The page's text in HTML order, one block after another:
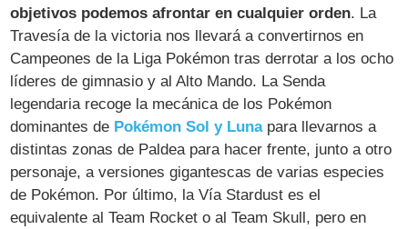
objetivos podemos afrontar en cualquier orden. La
Travesía de la victoria nos llevará a convertirnos en
Campeones de la Liga Pokémon tras derrotar a los ocho
líderes de gimnasio y al Alto Mando. La Senda
legendaria recoge la mecánica de los Pokémon
dominantes de Pokémon Sol y Lunapara llevarnos a
distintas zonas de Paldea para hacer frente, junto a otro
personaje, a versiones gigantescas de varias especies
de Pokémon. Por último, la Vía Stardust es el
equivalente al Team Rocket o al Team Skull, pero en